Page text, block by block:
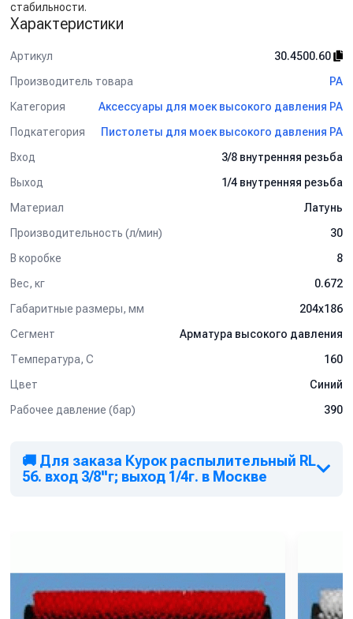
стабильности.
Характеристики
Артикул
30.4500.60
Производитель товара
PA
Категория
Аксессуары для моек высокого давления PA
Подкатегория
Пистолеты для моек высокого давления PA
Вход
3/8 внутренняя резьба
Выход
1/4 внутренняя резьба
Материал
Латунь
Производительность (л/мин)
30
В коробке
8
Вес, кг
0.672
Габаритные размеры, мм
204x186
Сегмент
Арматура высокого давления
Температура, C
160
Цвет
Синий
Рабочее давление (бар)
390
🚚 Для заказа Курок распылительный RL
56. вход 3/8''г; выход 1/4г. в Москве